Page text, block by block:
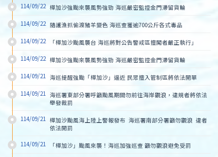
114/09/22 樺加沙強颱來襲風勢強勁 海巡嚴密監控金門滯留貨輪
114/09/22 隨護漁抓偷渡豬羊變色 海巡查獲逾700公斤各式毒品
114/09/22 「樺加沙颱風襲台 海巡將對公告警戒區擅闖者嚴正執行」
114/09/22 樺加沙強颱來襲風勢強勁 海巡嚴密監控金門滯留貨輪
114/09/21 海巡提醒強颱「樺加沙」逼近 民眾擅入管制區將依法開單
114/09/21
海巡署東部分署呼籲颱風期間勿前往海岸觀浪，違規者將依法
舉發裁罰
114/09/21
樺加沙颱風海上陸上警報發布  海巡署南部分署籲勿觀浪  違者
依法開罰
114/09/21 「樺加沙」颱風來襲！海巡加強巡查 籲勿觀浪避免受罰